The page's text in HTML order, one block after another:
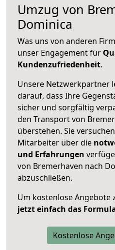
Umzug von
Dominica
Was uns von anderen
unser Engagement für
Kundenzufriedenheit.
Unsere Netzwerkpartner
darauf, dass Ihre
sicher und sorgfältig
den Transport von
überstehen. Sie
Mitarbeiter über die
und Erfahrungen
von Bremerhaven nach
abzuschließen.
Um kostenlose Angebote
jetzt einfach das
Kostenlose